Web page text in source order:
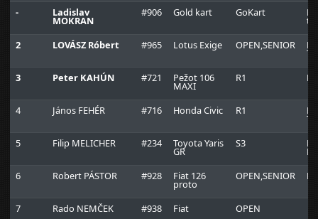
- Ladislav
MOKRAN
#906 Gold kart GoKart
2
LOVÁSZ Róbert #965 Lotus Exige OPEN,SENIOR
3
Peter KAHÚN #721 Pežot 106
MAXI
R1
4 János FEHÉR #716 Honda Civic R1
5
Filip MELICHER #234 Toyota Yaris
GR
S3
6
Robert PÁSTOR #928 Fiat 126
proto
OPEN,SENIOR
7 Rado NEMČEK #938 Fiat OPEN